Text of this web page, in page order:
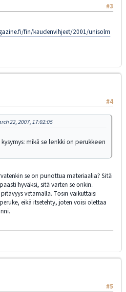
#3
fin/kaudenvihjeet/2001/unisolm
#4
22, 2007, 17:02:05
mikä se lenkki on perukkeen
se on punottua materiaalia? Sitä
hyväksi, sitä varten se onkin.
vetämällä. Tosin vaikuttaisi
eikä itsetehty, joten voisi olettaa
#5